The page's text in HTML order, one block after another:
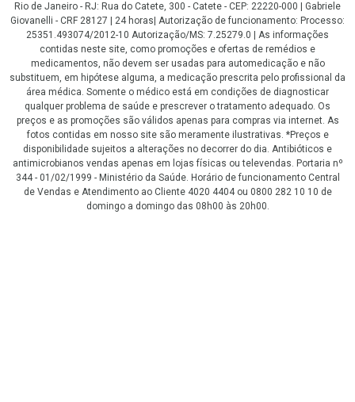
Rio de Janeiro - RJ: Rua do Catete, 300 - Catete - CEP: 22220-000 | Gabriele
Giovanelli - CRF 28127 | 24 horas| Autorização de funcionamento: Processo:
25351.493074/2012-10 Autorização/MS: 7.25279.0 | As informações
contidas neste site, como promoções e ofertas de remédios e
medicamentos, não devem ser usadas para automedicação e não
substituem, em hipótese alguma, a medicação prescrita pelo profissional da
área médica. Somente o médico está em condições de diagnosticar
qualquer problema de saúde e prescrever o tratamento adequado. Os
preços e as promoções são válidos apenas para compras via internet. As
fotos contidas em nosso site são meramente ilustrativas. *Preços e
disponibilidade sujeitos a alterações no decorrer do dia. Antibióticos e
antimicrobianos vendas apenas em lojas físicas ou televendas. Portaria nº
344 - 01/02/1999 - Ministério da Saúde. Horário de funcionamento Central
de Vendas e Atendimento ao Cliente 4020 4404 ou 0800 282 10 10 de
domingo a domingo das 08h00 às 20h00.